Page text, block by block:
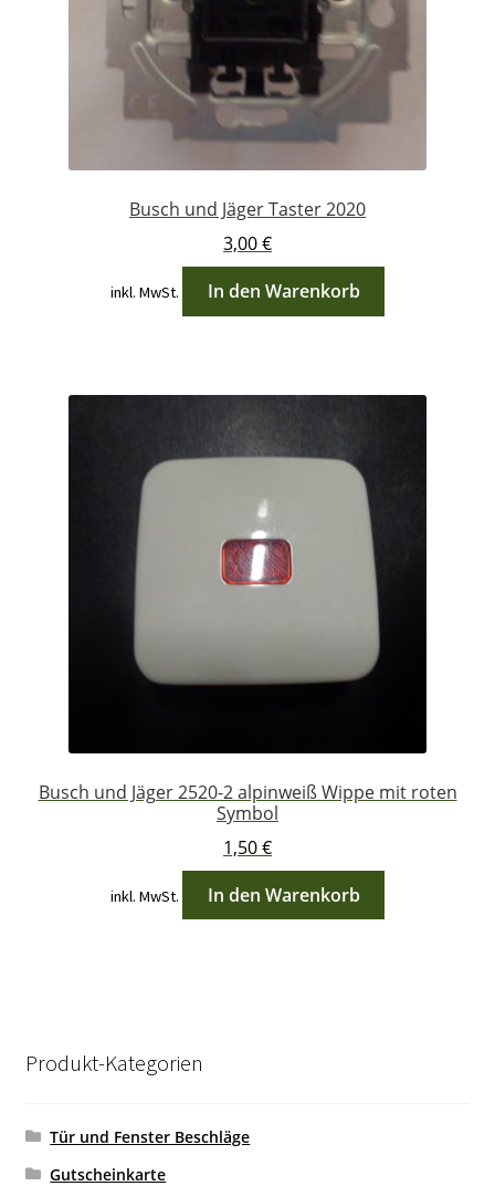
Busch und Jäger Taster 2020
3,00€
inkl. MwSt. In den Warenkorb
Busch und Jäger 2520-2 alpinweiß Wippe mit roten
Symbol
1,50€
inkl. MwSt. In den Warenkorb
Produkt-Kategorien
Tür und Fenster Beschläge
Gutscheinkarte